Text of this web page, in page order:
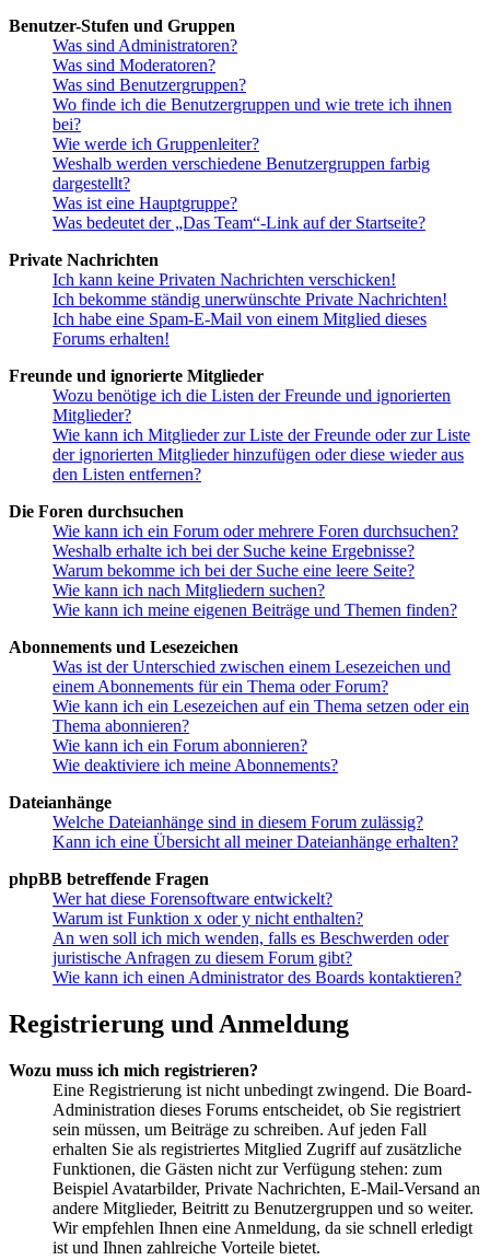
Benutzer-Stufen und Gruppen
Was sind Administratoren?
Was sind Moderatoren?
Was sind Benutzergruppen?
Wo finde ich die Benutzergruppen und wie trete ich ihnen
bei?
Wie werde ich Gruppenleiter?
Weshalb werden verschiedene Benutzergruppen farbig
dargestellt?
Was ist eine Hauptgruppe?
Was bedeutet der „Das Team“-Link auf der Startseite?
Private Nachrichten
Ich kann keine Privaten Nachrichten verschicken!
Ich bekomme ständig unerwünschte Private Nachrichten!
Ich habe eine Spam-E-Mail von einem Mitglied dieses
Forums erhalten!
Freunde und ignorierte Mitglieder
Wozu benötige ich die Listen der Freunde und ignorierten
Mitglieder?
Wie kann ich Mitglieder zur Liste der Freunde oder zur Liste
der ignorierten Mitglieder hinzufügen oder diese wieder aus
den Listen entfernen?
Die Foren durchsuchen
Wie kann ich ein Forum oder mehrere Foren durchsuchen?
Weshalb erhalte ich bei der Suche keine Ergebnisse?
Warum bekomme ich bei der Suche eine leere Seite?
Wie kann ich nach Mitgliedern suchen?
Wie kann ich meine eigenen Beiträge und Themen finden?
Abonnements und Lesezeichen
Was ist der Unterschied zwischen einem Lesezeichen und
einem Abonnements für ein Thema oder Forum?
Wie kann ich ein Lesezeichen auf ein Thema setzen oder ein
Thema abonnieren?
Wie kann ich ein Forum abonnieren?
Wie deaktiviere ich meine Abonnements?
Dateianhänge
Welche Dateianhänge sind in diesem Forum zulässig?
Kann ich eine Übersicht all meiner Dateianhänge erhalten?
phpBB betreffende Fragen
Wer hat diese Forensoftware entwickelt?
Warum ist Funktion x oder y nicht enthalten?
An wen soll ich mich wenden, falls es Beschwerden oder
juristische Anfragen zu diesem Forum gibt?
Wie kann ich einen Administrator des Boards kontaktieren?
Registrierung und Anmeldung
Wozu muss ich mich registrieren?
Eine Registrierung ist nicht unbedingt zwingend. Die Board-
Administration dieses Forums entscheidet, ob Sie registriert
sein müssen, um Beiträge zu schreiben. Auf jeden Fall
erhalten Sie als registriertes Mitglied Zugriff auf zusätzliche
Funktionen, die Gästen nicht zur Verfügung stehen: zum
Beispiel Avatarbilder, Private Nachrichten, E-Mail-Versand an
andere Mitglieder, Beitritt zu Benutzergruppen und so weiter.
Wir empfehlen Ihnen eine Anmeldung, da sie schnell erledigt
ist und Ihnen zahlreiche Vorteile bietet.